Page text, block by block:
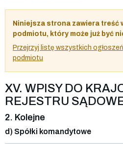
Niniejsza strona zawiera treść
podmiotu, który może już być
Przejrzyj listę wszystkich
podmiotu
XV. WPISY DO
REJESTRU
2. Kolejne
d) Spółki komandytowe